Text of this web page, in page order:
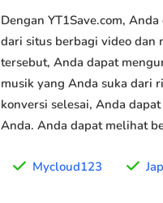
Dengan YT1Save.com,
dari situs berbagi video dan
tersebut, Anda dapat
musik yang Anda suka dari
konversi selesai, Anda
Anda. Anda dapat melihat
Mycloud123